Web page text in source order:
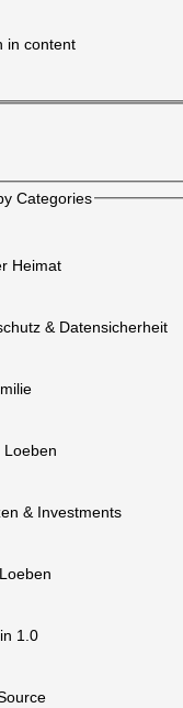
in content
Categories
Heimat
& Datensicherheit
Loeben
& Investments
1.0